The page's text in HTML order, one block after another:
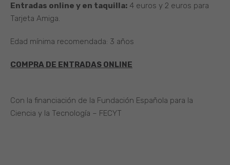
Entradas online y en taquilla: 4 euros y 2 euros para
Tarjeta Amiga.
Edad mínima recomendada: 3 años
COMPRA DE ENTRADAS ONLINE
Con la financiación de la Fundación Española para la
Ciencia y la Tecnología – FECYT